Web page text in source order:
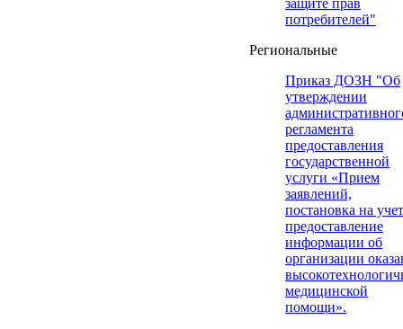
защите прав
потребителей"
Региональные
Приказ ДОЗН "Об
утверждении
регламента
предоставления
государственной
услуги «Прием
заявлений,
постановка на
предоставление
информации об
организации
медицинской
помощи».